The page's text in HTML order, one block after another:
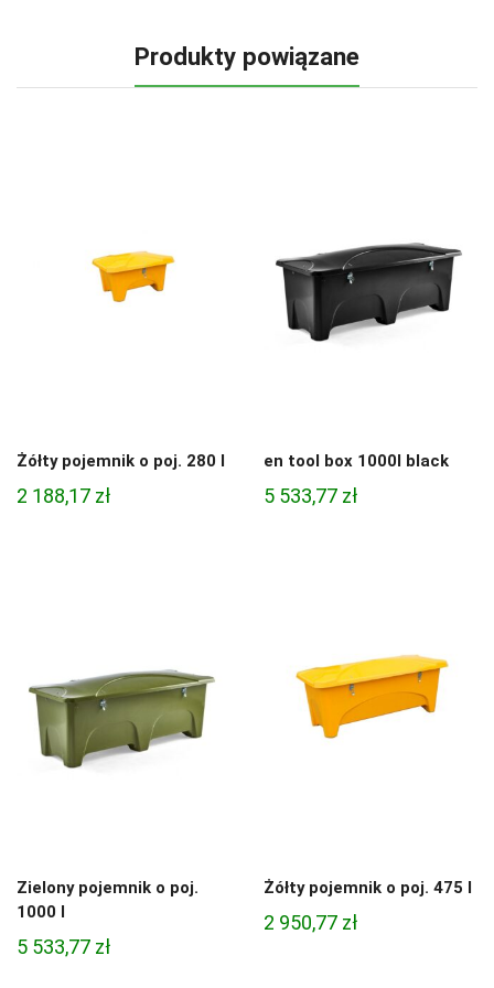
Produkty powiązane
Żółty pojemnik o poj. 280 l
2 188,17 zł
en tool box 1000l black
5 533,77 zł
Zielony pojemnik o poj.
1000 l
5 533,77 zł
Żółty pojemnik o poj. 475 l
2 950,77 zł